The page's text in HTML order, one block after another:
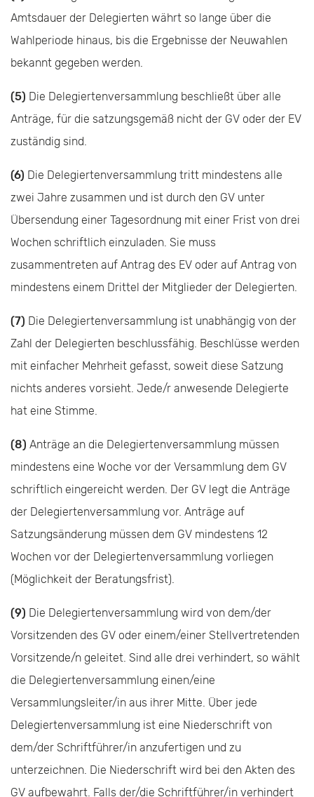
Amtsdauer der Delegierten währt so lange über die
Wahlperiode hinaus, bis die Ergebnisse der Neuwahlen
bekannt gegeben werden.
(5) Die Delegiertenversammlung beschließt über alle
Anträge, für die satzungsgemäß nicht der GV oder der EV
zuständig sind.
(6) Die Delegiertenversammlung tritt mindestens alle
zwei Jahre zusammen und ist durch den GV unter
Übersendung einer Tagesordnung mit einer Frist von drei
Wochen schriftlich einzuladen. Sie muss
zusammentreten auf Antrag des EV oder auf Antrag von
mindestens einem Drittel der Mitglieder der Delegierten.
(7) Die Delegiertenversammlung ist unabhängig von der
Zahl der Delegierten beschlussfähig. Beschlüsse werden
mit einfacher Mehrheit gefasst, soweit diese Satzung
nichts anderes vorsieht. Jede/r anwesende Delegierte
hat eine Stimme.
(8) Anträge an die Delegiertenversammlung müssen
mindestens eine Woche vor der Versammlung dem GV
schriftlich eingereicht werden. Der GV legt die Anträge
der Delegiertenversammlung vor. Anträge auf
Satzungsänderung müssen dem GV mindestens 12
Wochen vor der Delegierten­versammlung vorliegen
(Möglichkeit der Beratungsfrist).
(9) Die Delegiertenversammlung wird von dem/der
Vorsitzenden des GV oder einem/einer Stellvertretenden
Vorsitzende/n geleitet. Sind alle drei verhindert, so wählt
die Delegierten­versammlung einen/eine
Versammlungsleiter/in aus ihrer Mitte. Über jede
Delegiertenversammlung ist eine Niederschrift von
dem/der Schriftführer/in anzufertigen und zu
unterzeichnen. Die Nieder­schrift wird bei den Akten des
GV aufbewahrt. Falls der/die Schriftführer/in verhindert